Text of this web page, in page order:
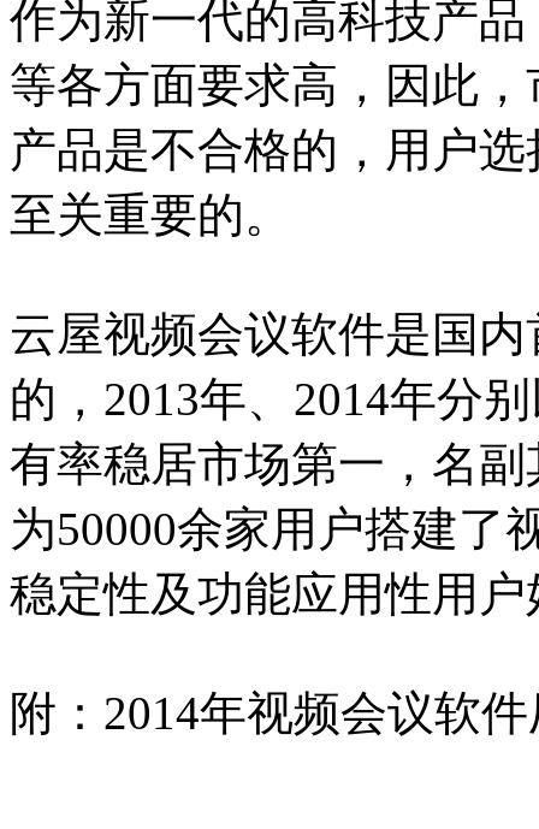
作为新一代的高科技产
等各方面要求高，因此
产品是不合格的，用户
至关重要的。
云屋视频会议软件是国
的，2013年、2014年分
有率稳居市场第一，名
为50000余家用户搭建了
稳定性及功能应用性用
附：2014年视频会议软